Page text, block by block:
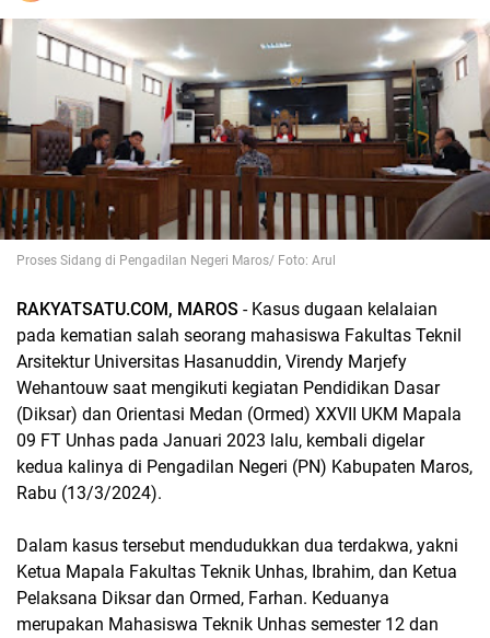
Proses Sidang di Pengadilan Negeri Maros/ Foto: Arul
RAKYATSATU.COM, MAROS - Kasus dugaan kelalaian
pada kematian salah seorang mahasiswa Fakultas Teknil
Arsitektur Universitas Hasanuddin, Virendy Marjefy
Wehantouw saat mengikuti kegiatan Pendidikan Dasar
(Diksar) dan Orientasi Medan (Ormed) XXVII UKM Mapala
09 FT Unhas pada Januari 2023 lalu, kembali digelar
kedua kalinya di Pengadilan Negeri (PN) Kabupaten Maros,
Rabu (13/3/2024).
Dalam kasus tersebut mendudukkan dua terdakwa, yakni
Ketua Mapala Fakultas Teknik Unhas, Ibrahim, dan Ketua
Pelaksana Diksar dan Ormed, Farhan. Keduanya
merupakan Mahasiswa Teknik Unhas semester 12 dan